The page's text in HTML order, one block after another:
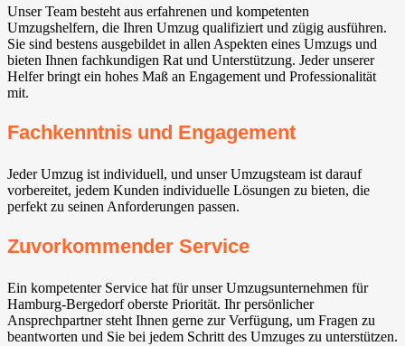
Unser Team besteht aus erfahrenen und kompetenten
Umzugshelfern, die Ihren Umzug qualifiziert und zügig ausführen.
Sie sind bestens ausgebildet in allen Aspekten eines Umzugs und
bieten Ihnen fachkundigen Rat und Unterstützung. Jeder unserer
Helfer bringt ein hohes Maß an Engagement und Professionalität
mit.
Fachkenntnis und Engagement
Jeder Umzug ist individuell, und unser Umzugsteam ist darauf
vorbereitet, jedem Kunden individuelle Lösungen zu bieten, die
perfekt zu seinen Anforderungen passen.
Zuvorkommender Service
Ein kompetenter Service hat für unser Umzugsunternehmen für
Hamburg-Bergedorf oberste Priorität. Ihr persönlicher
Ansprechpartner steht Ihnen gerne zur Verfügung, um Fragen zu
beantworten und Sie bei jedem Schritt des Umzuges zu unterstützen.